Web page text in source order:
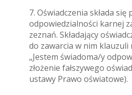
7. Oświadczenia składa
odpowiedzialności karnej
zeznań. Składający
do zawarcia w nim klauzuli
„Jestem świadoma/y
złożenie fałszywego
ustawy Prawo oświatowe).